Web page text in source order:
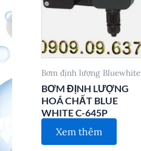
Bơm định lượng Bluewhite
BƠM ĐỊNH LƯỢNG
HOÁ CHẤT BLUE
WHITE C-645P
Xem thêm